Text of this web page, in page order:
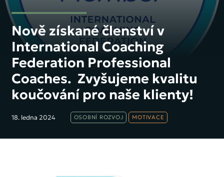
Nově získané členství v
International Coaching
Federation Professional
Coaches. Zvyšujeme kvalitu
koučování pro naše klienty!
18. ledna 2024 OSOBNÍ ROZVOJ MOTIVACE